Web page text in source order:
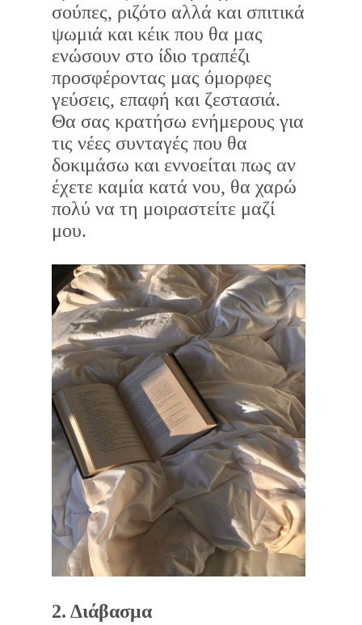
σούπες, ριζότο αλλά και σπιτικά
ψωμιά και κέικ που θα μας
ενώσουν στο ίδιο τραπέζι
προσφέροντας μας όμορφες
γεύσεις, επαφή και ζεστασιά.
Θα σας κρατήσω ενήμερους για
τις νέες συνταγές που θα
δοκιμάσω και εννοείται πως αν
έχετε καμία κατά νου, θα χαρώ
πολύ να τη μοιραστείτε μαζί
μου.
2. Διάβασμα